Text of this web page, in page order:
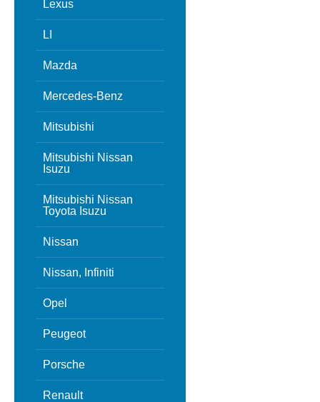
Lexus
LI
Mazda
Mercedes-Benz
Mitsubishi
Mitsubishi Nissan
Isuzu
Mitsubishi Nissan
Toyota Isuzu
Nissan
Nissan, Infiniti
Opel
Peugeot
Porsche
Renault